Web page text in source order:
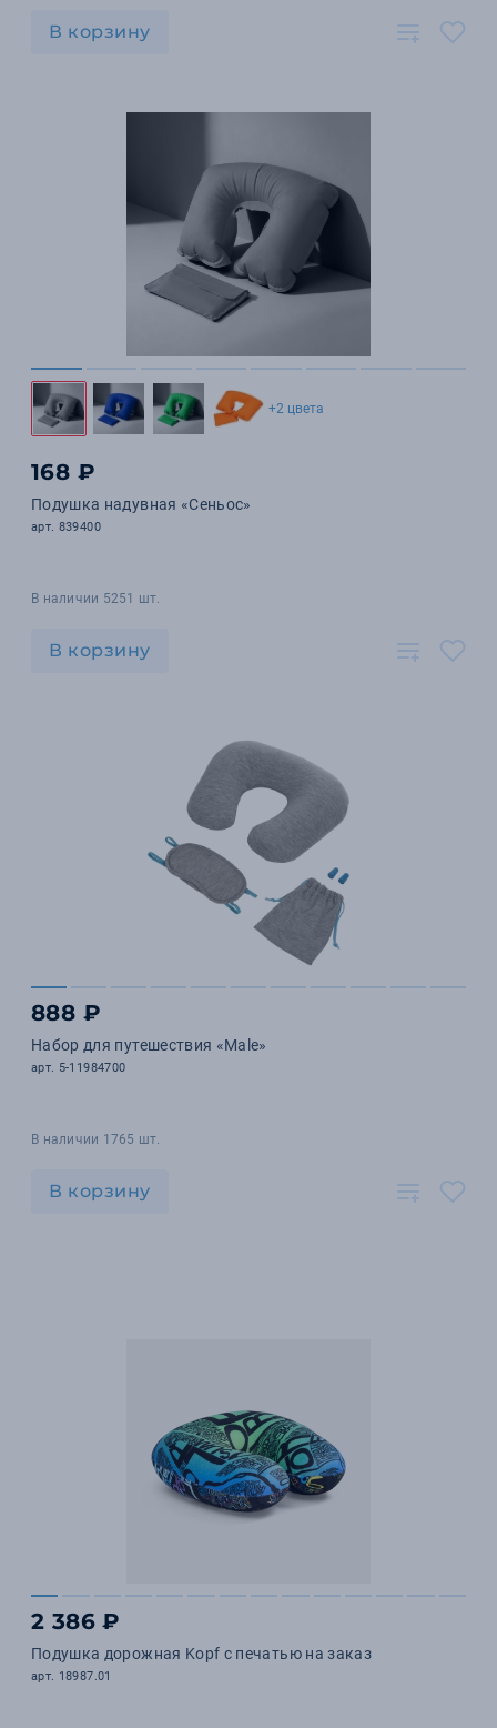
В корзину
+2 цвета
168 ₽
Подушка надувная «Сеньос»
арт. 839400
В наличии 5251 шт.
В корзину
888 ₽
Набор для путешествия «Male»
арт. 5-11984700
В наличии 1765 шт.
В корзину
2 386 ₽
Подушка дорожная Kopf с печатью на заказ
арт. 18987.01